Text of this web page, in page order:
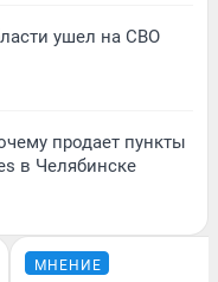
ушел на СВО
продает пункты
в Челябинске
МНЕНИЕ